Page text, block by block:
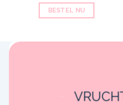
BESTEL NU